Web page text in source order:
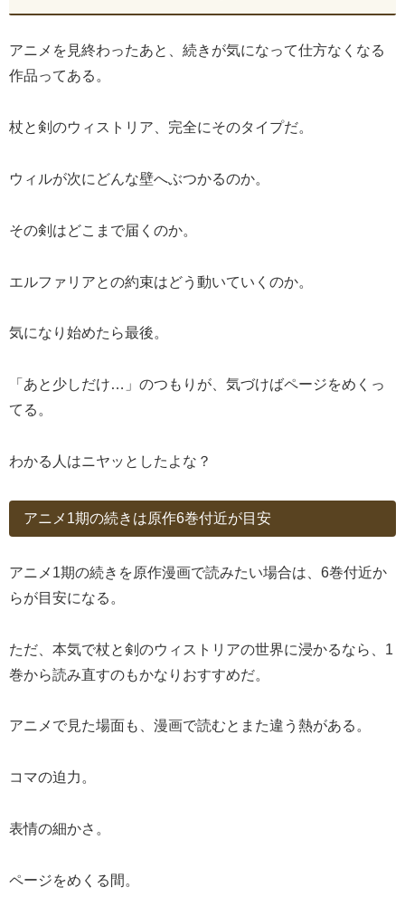
アニメを見終わったあと、続きが気になって仕方なくなる
作品ってある。
杖と剣のウィストリア、完全にそのタイプだ。
ウィルが次にどんな壁へぶつかるのか。
その剣はどこまで届くのか。
エルファリアとの約束はどう動いていくのか。
気になり始めたら最後。
「あと少しだけ…」のつもりが、気づけばページをめくっ
てる。
わかる人はニヤッとしたよな？
アニメ1期の続きは原作6巻付近が目安
アニメ1期の続きを原作漫画で読みたい場合は、6巻付近か
らが目安になる。
ただ、本気で杖と剣のウィストリアの世界に浸かるなら、1
巻から読み直すのもかなりおすすめだ。
アニメで見た場面も、漫画で読むとまた違う熱がある。
コマの迫力。
表情の細かさ。
ページをめくる間。